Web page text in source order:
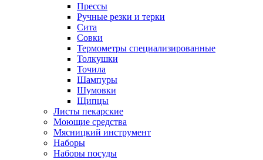
Прессы
Ручные резки и терки
Сита
Совки
Термометры специализированные
Толкушки
Точила
Шампуры
Шумовки
Щипцы
Листы пекарские
Моющие средства
Мясницкий инструмент
Наборы
Наборы посуды